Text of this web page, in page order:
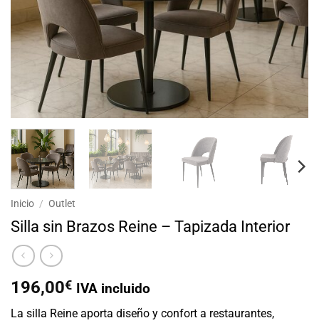
Inicio / Outlet
Silla sin Brazos Reine – Tapizada Interior
196,00€ IVA incluido
La silla Reine aporta diseño y confort a restaurantes,